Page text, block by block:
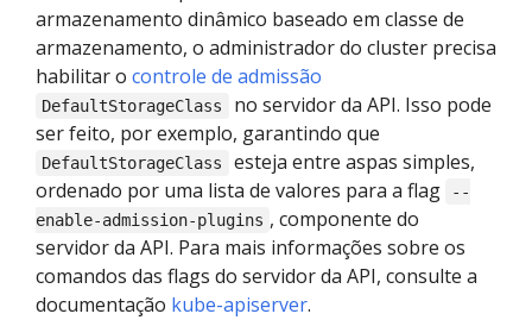
armazenamento dinâmico baseado em classe de
armazenamento, o administrador do cluster precisa
habilitar o controle de admissão
DefaultStorageClass
no servidor da API. Isso pode
ser feito, por exemplo, garantindo que
DefaultStorageClass
esteja entre aspas simples,
ordenado por uma lista de valores para a flag
--
enable-admission-plugins , componente do
servidor da API. Para mais informações sobre os
comandos das flags do servidor da API, consulte a
documentação kube-apiserver.